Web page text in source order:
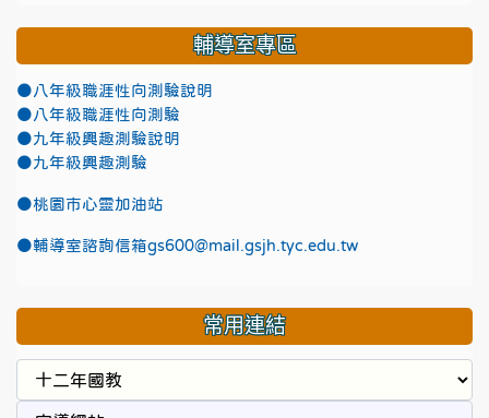
輔導室專區
●八年級職涯性向測驗說明
●八年級職涯性向測驗
●九年級興趣測驗說明
●九年級興趣測驗
●桃園市心靈加油站
●輔導室諮詢信箱gs600@mail.gsjh.tyc.edu.tw
常用連結